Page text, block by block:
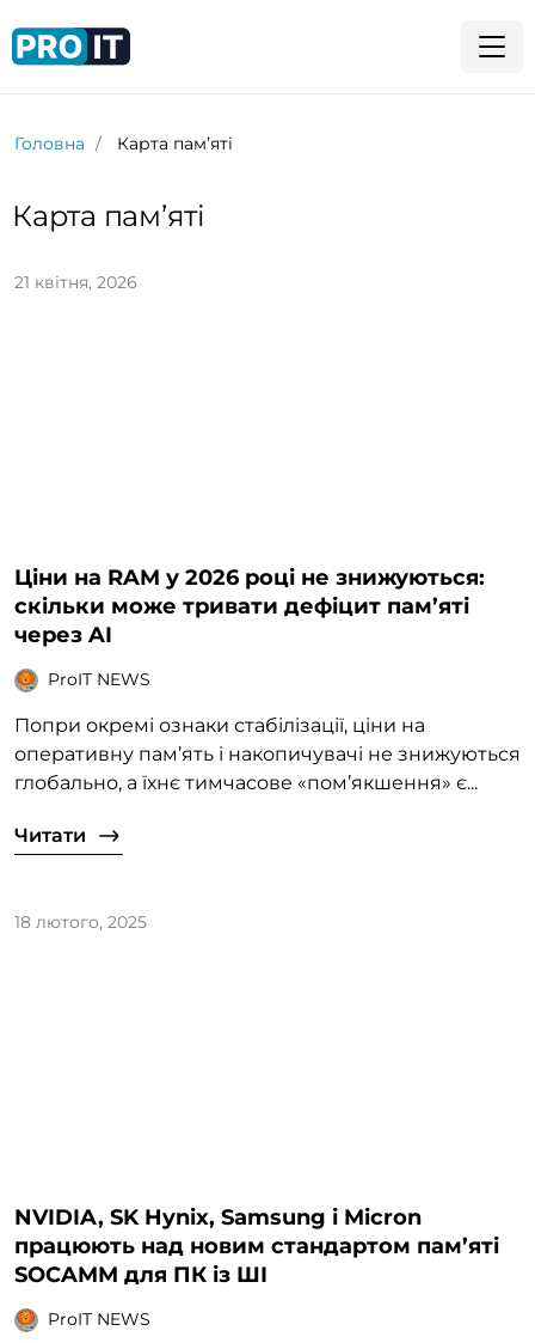
Головна Карта памʼяті
Карта памʼяті
21 квітня, 2026
Ціни на RAM у 2026 році не знижуються:
скільки може тривати дефіцит пам’яті
через AI
ProIT NEWS
Попри окремі ознаки стабілізації, ціни на
оперативну пам’ять і накопичувачі не знижуються
глобально, а їхнє тимчасове «пом’якшення» є...
Читати
18 лютого, 2025
NVIDIA, SK Hynix, Samsung і Micron
працюють над новим стандартом пам’яті
SOCAMM для ПК із ШІ
ProIT NEWS